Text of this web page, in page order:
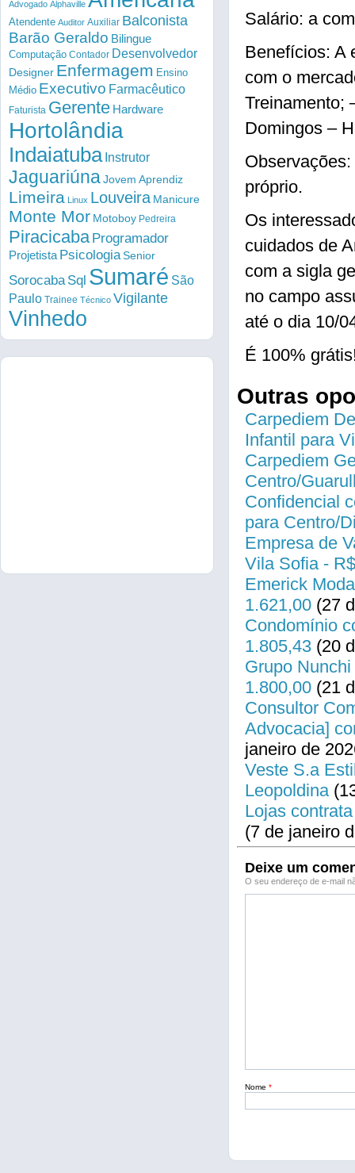
Salário: a
Benefícios: A
com o
Treinamento;
Domingos –
próprio.
Os
cuidados de
com a sigla
no campo
até o dia 10/
É 100%
Outras
Carpediem
Infantil para
Carpediem
Centro/
Confidencial
para Centro/
Empresa de
Vila Sofia -
Emerick
1.621,00 (27
Condomínio
1.805,43 (20
Grupo
1.800,00 (21
Consultor
Advocacia]
janeiro de
Veste S.a
Leopoldina
Lojas
(7 de janeiro
Deixe um
O seu endereço de e-mail
Nome *
Advogado Alphaville
Atendente Auditor Auxiliar Balconista
Barão Geraldo Bilingue
Computação Contador Desenvolvedor
Designer Enfermagem Ensino
Médio Executivo Farmacêutico
Faturista Gerente Hardware
Hortolândia
Indaiatuba Instrutor
Jaguariúna Jovem Aprendiz
Limeira Linux Louveira Manicure
Monte Mor Motoboy Pedreira
Piracicaba Programador
Projetista PsicologiaSenior
Sorocaba Sql Sumaré São
Paulo Trainee Técnico Vigilante
Vinhedo